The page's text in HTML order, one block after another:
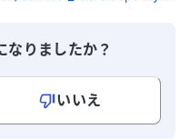
係して
向き合
存じない
けると助
なりましたか？
いいえ